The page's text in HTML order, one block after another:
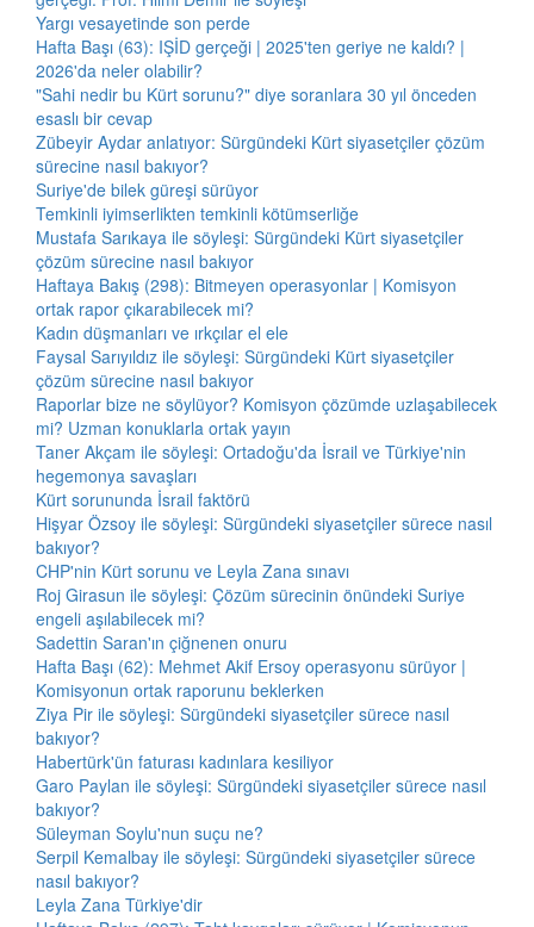
Yargı vesayetinde son perde
Hafta Başı (63): IŞİD gerçeği | 2025'ten geriye ne kaldı? |
2026'da neler olabilir?
"Sahi nedir bu Kürt sorunu?" diye soranlara 30 yıl önceden
esaslı bir cevap
Zübeyir Aydar anlatıyor: Sürgündeki Kürt siyasetçiler çözüm
sürecine nasıl bakıyor?
Suriye'de bilek güreşi sürüyor
Temkinli iyimserlikten temkinli kötümserliğe
Mustafa Sarıkaya ile söyleşi: Sürgündeki Kürt siyasetçiler
çözüm sürecine nasıl bakıyor
Haftaya Bakış (298): Bitmeyen operasyonlar | Komisyon
ortak rapor çıkarabilecek mi?
Kadın düşmanları ve ırkçılar el ele
Faysal Sarıyıldız ile söyleşi: Sürgündeki Kürt siyasetçiler
çözüm sürecine nasıl bakıyor
Raporlar bize ne söylüyor? Komisyon çözümde uzlaşabilecek
mi? Uzman konuklarla ortak yayın
Taner Akçam ile söyleşi: Ortadoğu'da İsrail ve Türkiye'nin
hegemonya savaşları
Kürt sorununda İsrail faktörü
Hişyar Özsoy ile söyleşi: Sürgündeki siyasetçiler sürece nasıl
bakıyor?
CHP'nin Kürt sorunu ve Leyla Zana sınavı
Roj Girasun ile söyleşi: Çözüm sürecinin önündeki Suriye
engeli aşılabilecek mi?
Sadettin Saran'ın çiğnenen onuru
Hafta Başı (62): Mehmet Akif Ersoy operasyonu sürüyor |
Komisyonun ortak raporunu beklerken
Ziya Pir ile söyleşi: Sürgündeki siyasetçiler sürece nasıl
bakıyor?
Habertürk'ün faturası kadınlara kesiliyor
Garo Paylan ile söyleşi: Sürgündeki siyasetçiler sürece nasıl
bakıyor?
Süleyman Soylu'nun suçu ne?
Serpil Kemalbay ile söyleşi: Sürgündeki siyasetçiler sürece
nasıl bakıyor?
Leyla Zana Türkiye'dir